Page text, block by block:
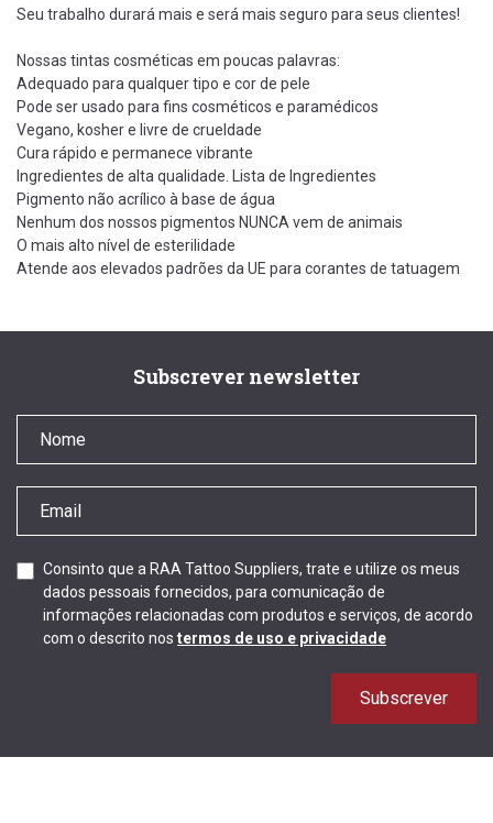
Seu trabalho durará mais e será mais seguro para seus clientes!
Nossas tintas cosméticas em poucas palavras:
Adequado para qualquer tipo e cor de pele
Pode ser usado para fins cosméticos e paramédicos
Vegano, kosher e livre de crueldade
Cura rápido e permanece vibrante
Ingredientes de alta qualidade. Lista de Ingredientes
Pigmento não acrílico à base de água
Nenhum dos nossos pigmentos NUNCA vem de animais
O mais alto nível de esterilidade
Atende aos elevados padrões da UE para corantes de tatuagem
Subscrever newsletter
Consinto que a RAA Tattoo Suppliers, trate e utilize os meus
dados pessoais fornecidos, para comunicação de
informações relacionadas com produtos e serviços, de acordo
com o descrito nos termos de uso e privacidade
Subscrever